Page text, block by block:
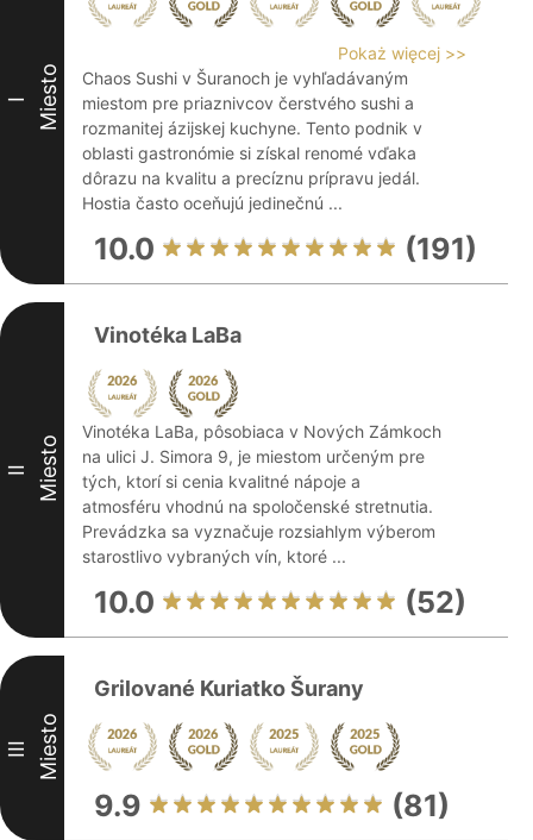
I Miesto
Pokaż więcej >>
Chaos Sushi v Šuranoch je vyhľadávaným
miestom pre priaznivcov čerstvého sushi a
rozmanitej ázijskej kuchyne. Tento podnik v
oblasti gastronómie si získal renomé vďaka
dôrazu na kvalitu a precíznu prípravu jedál.
Hostia často oceňujú jedinečnú ...
10.0 (191)
II Miesto
Vinotéka LaBa
Vinotéka LaBa, pôsobiaca v Nových Zámkoch
na ulici J. Simora 9, je miestom určeným pre
tých, ktorí si cenia kvalitné nápoje a
atmosféru vhodnú na spoločenské stretnutia.
Prevádzka sa vyznačuje rozsiahlym výberom
starostlivo vybraných vín, ktoré ...
10.0 (52)
III Miesto
Grilované Kuriatko Šurany
9.9 (81)